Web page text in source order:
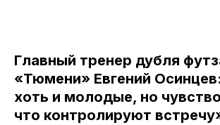
Главный тренер дубля
«Тюмени» Евгений
хоть и молодые, но
что контролируют